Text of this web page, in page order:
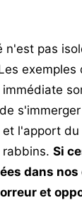
n'est pas
exemples
l'apport
rabbins. Si
dans
et